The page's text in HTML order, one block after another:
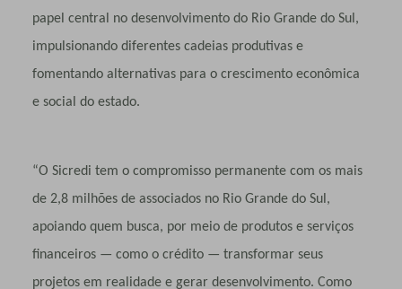
papel central no desenvolvimento do Rio Grande do Sul,
impulsionando diferentes cadeias produtivas e
fomentando alternativas para o crescimento econômica
e social do estado.
“O Sicredi tem o compromisso permanente com os mais
de 2,8 milhões de associados no Rio Grande do Sul,
apoiando quem busca, por meio de produtos e serviços
financeiros — como o crédito — transformar seus
projetos em realidade e gerar desenvolvimento. Como